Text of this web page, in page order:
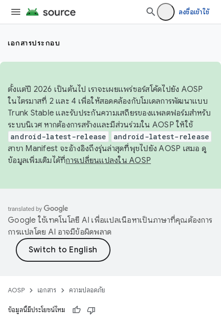
ลงชื่อเข้าใช้
เอกสารประกอบ
ตั้งแต่ปี 2026 เป็นต้นไป เราจะเผยแพร่ซอร์สโค้ดไปยัง AOSP
ในไตรมาสที่ 2 และ 4 เพื่อให้สอดคล้องกับโมเดลการพัฒนาแบบ
Trunk Stable และรับประกันความเสถียรของแพลตฟอร์มสำหรับ
ระบบนิเวศ หากต้องการสร้างและมีส่วนร่วมใน AOSP ให้ใช้
android-latest-release android-latest-release
สาขา Manifest จะอ้างอิงถึงรุ่นล่าสุดที่พุชไปยัง AOSP เสมอ ดู
ข้อมูลเพิ่มเติมได้ที่การเปลี่ยนแปลงใน AOSP
Google ใช้เทคโนโลยี AI เพื่อแปลเนื้อหาเป็นภาษาที่คุณต้องการ
การแปลโดย AI อาจมีข้อผิดพลาด
AOSP เอกสาร ความปลอดภัย
ข้อมูลนี้มีประโยชน์ไหม